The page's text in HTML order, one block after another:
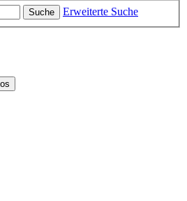
Suche
Erweiterte Suche